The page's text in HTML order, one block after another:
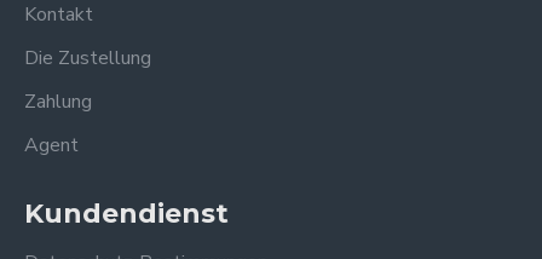
Kontakt
Die Zustellung
Zahlung
Agent
Kundendienst